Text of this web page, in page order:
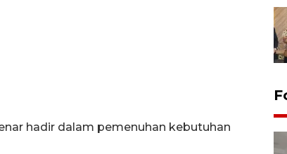
hadir dalam pemenuhan kebutuhan